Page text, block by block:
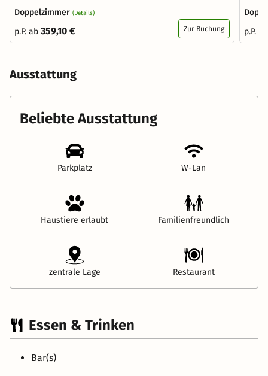
Doppelzimmer (Details)
p.P. ab 359,10 € Zur Buchung
p.P.
Ausstattung
Beliebte Ausstattung
Parkplatz W-Lan
Haustiere erlaubt Familienfreundlich
zentrale Lage Restaurant
Essen & Trinken
Bar(s)